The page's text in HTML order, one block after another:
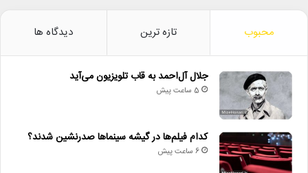
محبوب تازه ترین دیدگاه ها
جلال آل‌احمد به قاب تلویزیون می‌آید
5 ساعت پیش
کدام فیلم‌ها در گیشه سینماها صدرنشین شدند؟
6 ساعت پیش